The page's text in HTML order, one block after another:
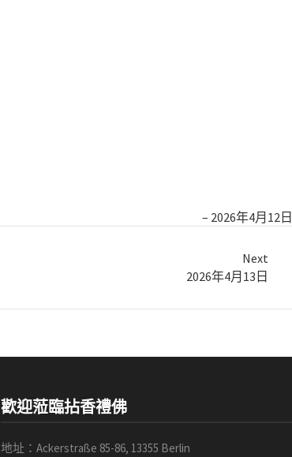
2026年4月12日
Next
2026年4月13日
歡迎蒞臨拈香禮佛
地址：Ackerstraße 85-86, 13355 Berlin